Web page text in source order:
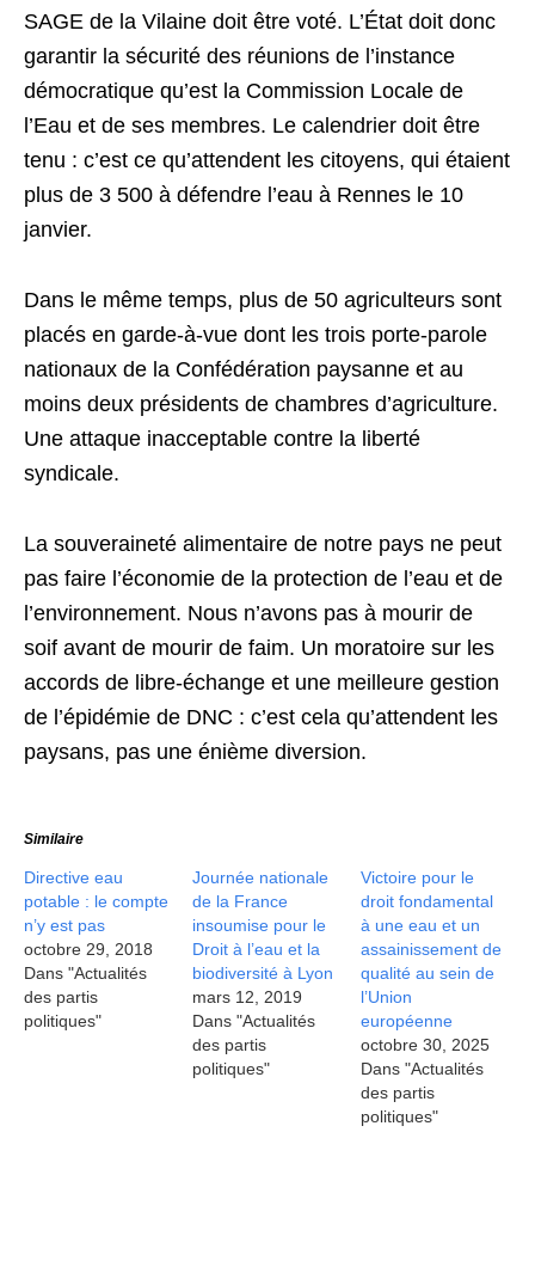
SAGE de la Vilaine doit être voté. L’État doit donc
garantir la sécurité des réunions de l’instance
démocratique qu’est la Commission Locale de
l’Eau et de ses membres. Le calendrier doit être
tenu : c’est ce qu’attendent les citoyens, qui étaient
plus de 3 500 à défendre l’eau à Rennes le 10
janvier.
Dans le même temps, plus de 50 agriculteurs sont
placés en garde-à-vue dont les trois porte-parole
nationaux de la Confédération paysanne et au
moins deux présidents de chambres d’agriculture.
Une attaque inacceptable contre la liberté
syndicale.
La souveraineté alimentaire de notre pays ne peut
pas faire l’économie de la protection de l’eau et de
l’environnement. Nous n’avons pas à mourir de
soif avant de mourir de faim. Un moratoire sur les
accords de libre-échange et une meilleure gestion
de l’épidémie de DNC : c’est cela qu’attendent les
paysans, pas une énième diversion.
Similaire
Directive eau
potable : le compte
n’y est pas
octobre 29, 2018
Dans "Actualités
des partis
politiques"
Journée nationale
de la France
insoumise pour le
Droit à l’eau et la
biodiversité à Lyon
mars 12, 2019
Dans "Actualités
des partis
politiques"
Victoire pour le
droit fondamental
à une eau et un
assainissement de
qualité au sein de
l’Union
européenne
octobre 30, 2025
Dans "Actualités
des partis
politiques"